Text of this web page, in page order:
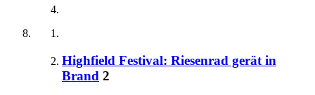
Highfield Festival: Riesenrad gerät in
Brand 2